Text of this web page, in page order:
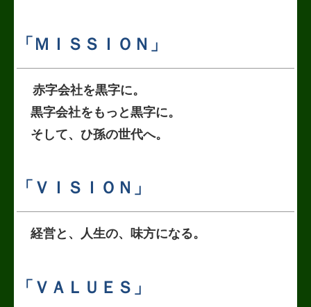
お問合せ
個人情報保護方針
求人情報
デジタル化・AI導入補助金
上越の景色・偉人のご紹介
「ＭＩＳＳＩＯＮ」
赤字会社を黒字に。
黒字会社をもっと黒字に。
そして、ひ孫の世代へ。
「ＶＩＳＩＯＮ」
経営と、人生の、味方になる。
「ＶＡＬＵＥＳ」